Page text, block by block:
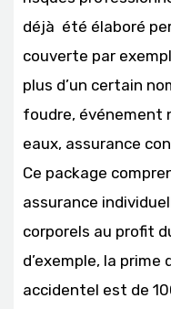
déjà été élaboré
couverte par
plus d’un certain
foudre, événement
eaux, assurance
Ce package
assurance
corporels au profit
d’exemple, la prime
accidentel est de